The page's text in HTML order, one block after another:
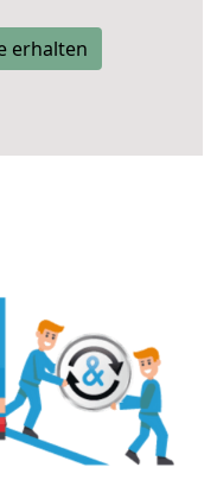
erhalten